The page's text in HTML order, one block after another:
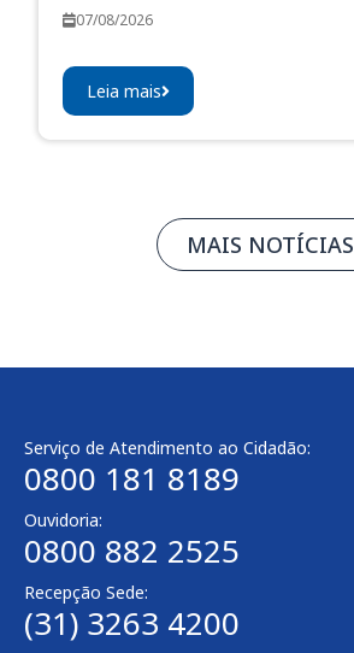
07/08/2026
Leia mais
MAIS NOTÍCIAS
Serviço de Atendimento ao Cidadão:
0800 181 8189
Ouvidoria:
0800 882 2525​
Recepção Sede:
(31) 3263 4200